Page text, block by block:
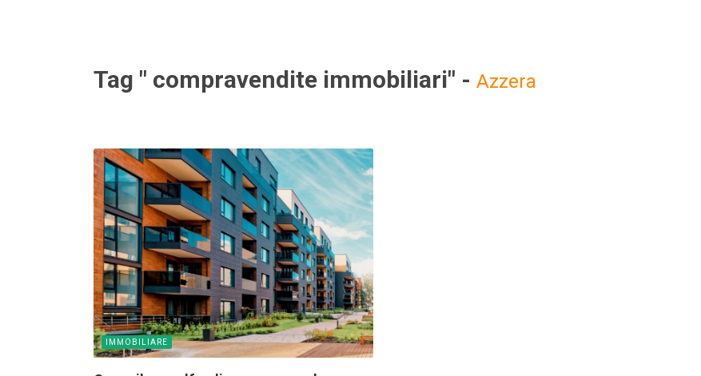
Tag " compravendite immobiliari" - Azzera
IMMOBILIARE